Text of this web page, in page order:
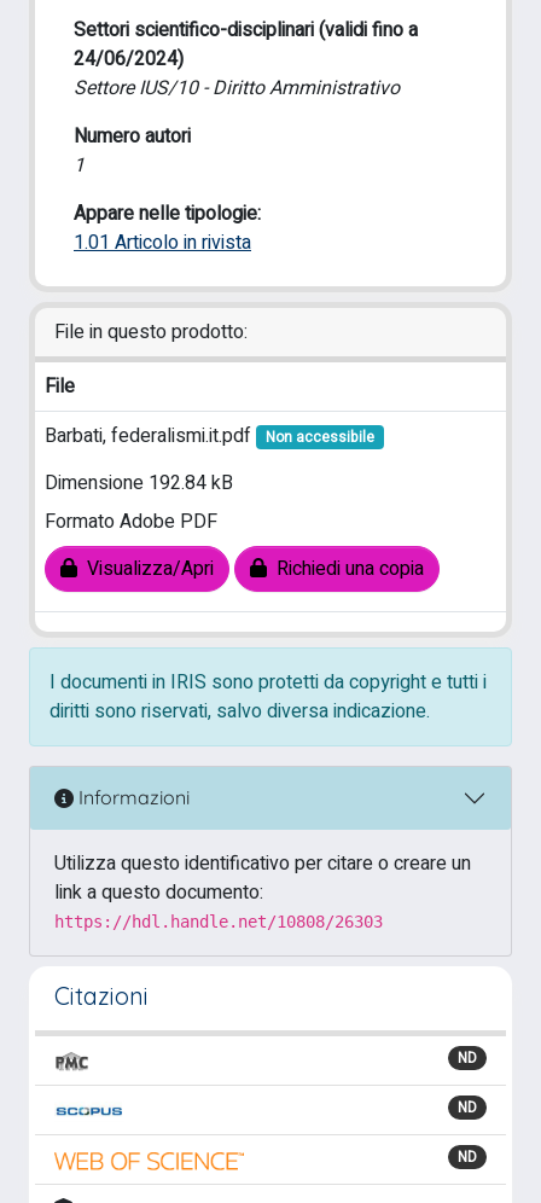
Settori scientifico-disciplinari (validi fino a
24/06/2024)
Settore IUS/10 - Diritto Amministrativo
Numero autori
1
Appare nelle tipologie:
1.01 Articolo in rivista
File in questo prodotto:
File
Barbati, federalismi.it.pdf
Non accessibile
Dimensione 192.84 kB
Formato Adobe PDF
Visualizza/Apri
Richiedi una copia
I documenti in IRIS sono protetti da copyright e tutti i
diritti sono riservati, salvo diversa indicazione.
Informazioni
Utilizza questo identificativo per citare o creare un
link a questo documento:
https://hdl.handle.net/10808/26303
Citazioni
ND
ND
ND